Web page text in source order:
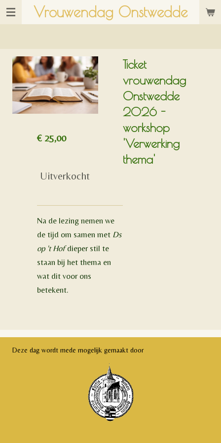
Ga
direct
hoofdinhoud
Vrouwendag Onstwedde
Ticket
vrouwendag
Onstwedde
2026 -
workshop
'Verwerking
thema'
€ 25,00
Uitverkocht
Na de lezing nemen we
de tijd om samen met Ds
op 't Hofdieper stil te
staan bij het thema en
wat dit voor ons
betekent.
Deze dag wordt mede mogelijk gemaakt door